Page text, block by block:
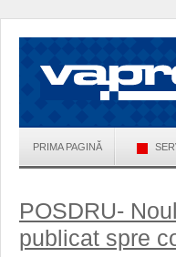
PRIMA PAGINĂ
POSDRU-
publicat spre